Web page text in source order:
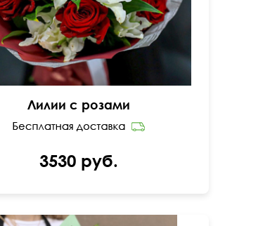
Лилии с розами
3530 руб.